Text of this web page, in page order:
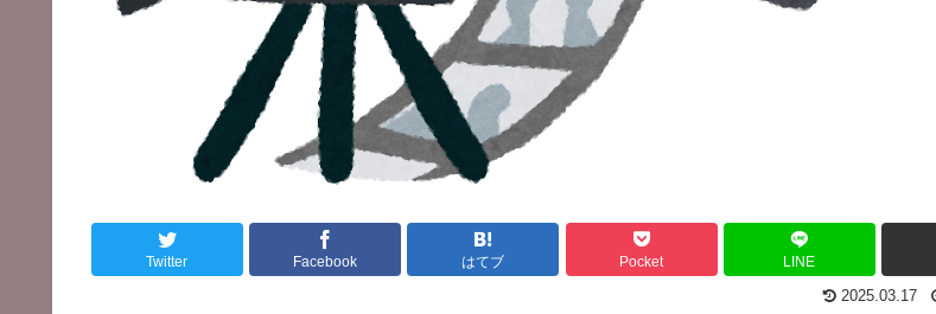
Twitter Facebook はてブ Pocket LINE
2025.03.17